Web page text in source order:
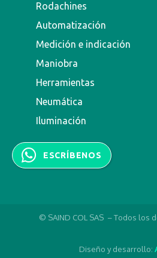
Rodachines
Automatización
Medición e indicación
Maniobra
Herramientas
Neumática
Iluminación
ESCRÍBENOS
© SAIND COL SAS – Todos los
Diseño y desarrollo: